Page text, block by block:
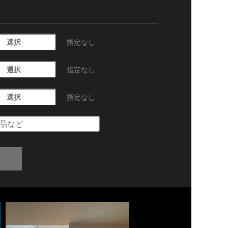
選択 指定なし
選択 指定なし
選択 指定なし